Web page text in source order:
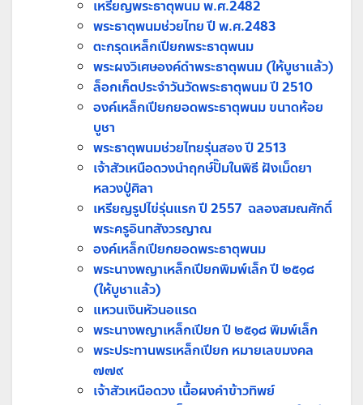
เหรียญพระธาตุพนม พ.ศ.2482
พระธาตุพนมช่วยไทย ปี พ.ศ.2483
ตะกรุดเหล็กเปียกพระธาตุพนม
พระผงวิเศษองค์ดำพระธาตุพนม (ให้บูชาแล้ว)
ล็อกเก็ตประจำวันวัดพระธาตุพนม ปี 2510
องค์เหล็กเปียกยอดพระธาตุพนม ขนาดห้อย
บูชา
พระธาตุพนมช่วยไทยรุ่นสอง ปี 2513
เจ้าสัวเหนือดวงนำฤกษ์ปั๊มในพิธี ฝังเม็ดยา
หลวงปู่ศิลา
เหรียญรูปไข่รุ่นแรก ปี 2557 ฉลองสมณศักดิ์
พระครูอินทสังวรญาณ
องค์เหล็กเปียกยอดพระธาตุพนม
พระนางพญาเหล็กเปียกพิมพ์เล็ก ปี ๒๕๑๘
(ให้บูชาแล้ว)
แหวนเงินหัวนอแรด
พระนางพญาเหล็กเปียก ปี ๒๕๑๘ พิมพ์เล็ก
พระประทานพรเหล็กเปียก หมายเลขมงคล
๗๗๙
เจ้าสัวเหนือดวง เนื้อผงคำข้าวทิพย์